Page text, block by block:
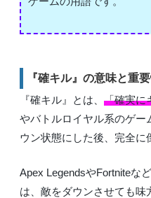
『確キル』の意味と重
『確キル』とは、 「確実に
やバトルロイヤル系のゲー
ウン状態にした後、完全に
Apex LegendsやFortniteな
は、敵をダウンさせても